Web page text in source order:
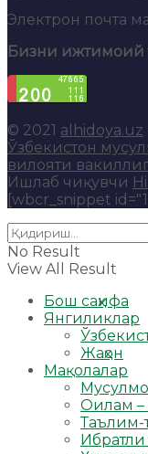
Электрон почта
Бизни ижтимоий
© 2021 alhidoya.uz
Ўзбекистон
вилояти
Ишлаб чиқувчи
[wbcr_snippet
No Result
View All Result
Бош саҳифа
Янгиликлар
Жаҳон
Мақолалар
Оилам –
Таълим-
Ибратли